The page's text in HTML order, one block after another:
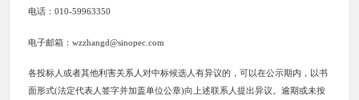
电话：010-59963350
电子邮箱：wzzhangd@sinopec.com
各投标人或者其他利害关系人对中标候选人有异议的，可以在公示期内，以书
面形式(法定代表人签字并加盖单位公章)向上述联系人提出异议。逾期或未按